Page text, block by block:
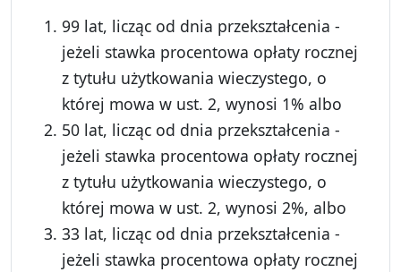
99 lat, licząc od dnia przekształcenia -
jeżeli stawka procentowa opłaty rocznej
z tytułu użytkowania wieczystego, o
której mowa w ust. 2, wynosi 1% albo
50 lat, licząc od dnia przekształcenia -
jeżeli stawka procentowa opłaty rocznej
z tytułu użytkowania wieczystego, o
której mowa w ust. 2, wynosi 2%, albo
33 lat, licząc od dnia przekształcenia -
jeżeli stawka procentowa opłaty rocznej